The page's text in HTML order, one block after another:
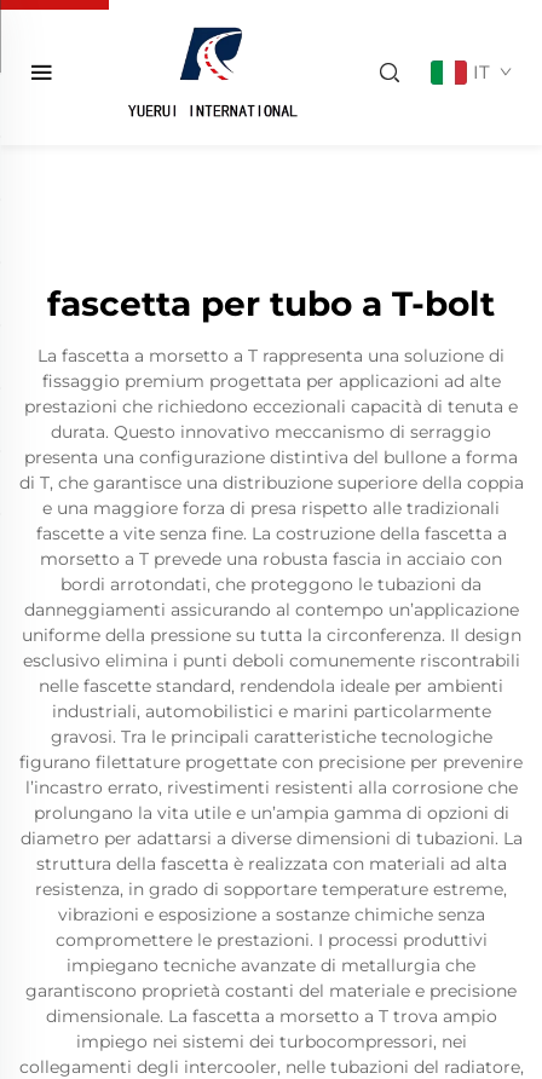
IT
fascetta per tubo a T-bolt
La fascetta a morsetto a T rappresenta una soluzione di
fissaggio premium progettata per applicazioni ad alte
prestazioni che richiedono eccezionali capacità di tenuta e
durata. Questo innovativo meccanismo di serraggio
presenta una configurazione distintiva del bullone a forma
di T, che garantisce una distribuzione superiore della coppia
e una maggiore forza di presa rispetto alle tradizionali
fascette a vite senza fine. La costruzione della fascetta a
morsetto a T prevede una robusta fascia in acciaio con
bordi arrotondati, che proteggono le tubazioni da
danneggiamenti assicurando al contempo un’applicazione
uniforme della pressione su tutta la circonferenza. Il design
esclusivo elimina i punti deboli comunemente riscontrabili
nelle fascette standard, rendendola ideale per ambienti
industriali, automobilistici e marini particolarmente
gravosi. Tra le principali caratteristiche tecnologiche
figurano filettature progettate con precisione per prevenire
l’incastro errato, rivestimenti resistenti alla corrosione che
prolungano la vita utile e un’ampia gamma di opzioni di
diametro per adattarsi a diverse dimensioni di tubazioni. La
struttura della fascetta è realizzata con materiali ad alta
resistenza, in grado di sopportare temperature estreme,
vibrazioni e esposizione a sostanze chimiche senza
compromettere le prestazioni. I processi produttivi
impiegano tecniche avanzate di metallurgia che
garantiscono proprietà costanti del materiale e precisione
dimensionale. La fascetta a morsetto a T trova ampio
impiego nei sistemi dei turbocompressori, nei
collegamenti degli intercooler, nelle tubazioni del radiatore,